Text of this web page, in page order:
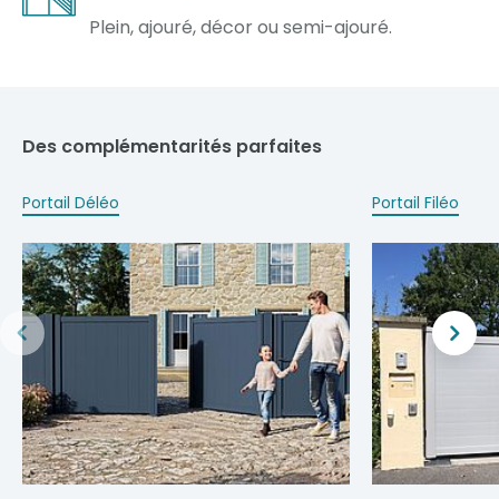
Plein, ajouré, décor ou semi-ajouré.
Des complémentarités parfaites
Portail Déléo Portail Filéo